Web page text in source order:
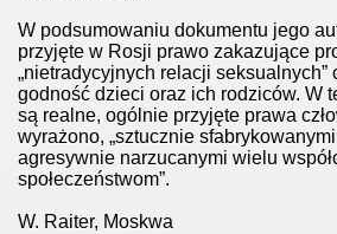
W podsumowaniu dokumentu jego
przyjęte w Rosji prawo zakazujące
„nietradycyjnych relacji seksualnych”
godność dzieci oraz ich rodziców. W
są realne, ogólnie przyjęte prawa
wyrażono, „sztucznie
agresywnie narzucanymi wielu
społeczeństwom”.
W. Raiter, Moskwa
ministry